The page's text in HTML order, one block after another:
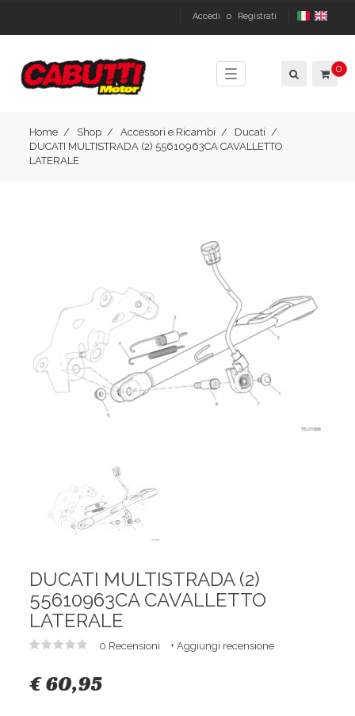
Accedi o Registrati
Toggle
navigation
0
Home Shop Accessori e Ricambi
Ducati
DUCATI MULTISTRADA (2) 55610963CA CAVALLETTO
LATERALE
DUCATI MULTISTRADA (2)
55610963CA CAVALLETTO
LATERALE
0 Recensioni + Aggiungi recensione
€ 60,95